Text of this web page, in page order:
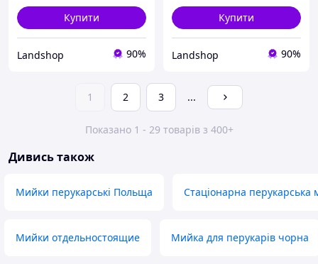
Купити
Landshop 90%
Купити
Landshop 90%
1 2 3 ...
Показано 1 - 29 товарів з 400+
Дивись також
Мийки перукарські Польща Стаціонарна перукарська
Мийки отдельностоящие Мийка для перукарів чорна